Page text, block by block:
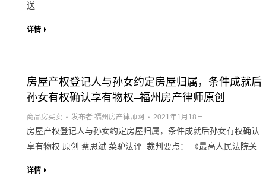
送
详情
房屋产权登记人与孙女约定房屋归属，条件成就后
孙女有权确认享有物权–福州房产律师原创
商品房买卖 发布者 福州房产律师网 2021年1月18日
房屋产权登记人与孙女约定房屋归属，条件成就后孙女有权确认
享有物权 原创 蔡思斌 菜驴法评 裁判要点： 《最高人民法院关
详情